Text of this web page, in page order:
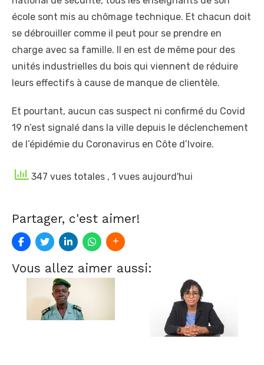
école sont mis au chômage technique. Et chacun doit
se débrouiller comme il peut pour se prendre en
charge avec sa famille. Il en est de même pour des
unités industrielles du bois qui viennent de réduire
leurs effectifs à cause de manque de clientèle.
Et pourtant, aucun cas suspect ni confirmé du Covid
19 n’est signalé dans la ville depuis le déclenchement
de l’épidémie du Coronavirus en Côte d’Ivoire.
347 vues totales , 1 vues aujourd'hui
Partager, c'est aimer!
Vous allez aimer aussi: